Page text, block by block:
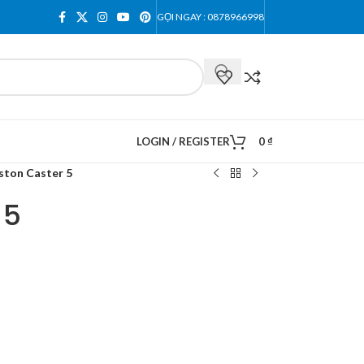
GỌI NGAY : 0878966998
LOGIN / REGISTER 0₫
Caster 5